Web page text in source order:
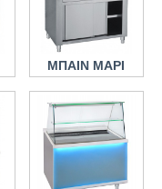
ΜΠΑΙΝ ΜΑΡΙ